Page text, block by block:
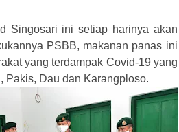
Singosari ini setiap harinya akan
PSBB, makanan panas ini
yang terdampak Covid-19 yang
Pakis, Dau dan Karangploso.